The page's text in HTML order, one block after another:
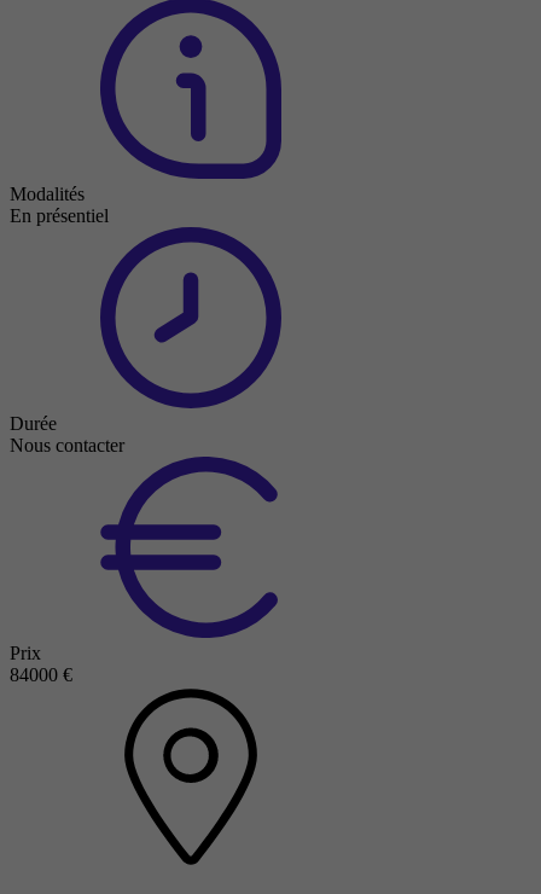
Modalités
En présentiel
Durée
Nous contacter
Prix
84000 €